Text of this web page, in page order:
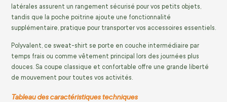
latérales assurent un rangement sécurisé pour vos petits objets,
tandis que la poche poitrine ajoute une fonctionnalité
supplémentaire, pratique pour transporter vos accessoires essentiels.
Polyvalent, ce sweat-shirt se porte en couche intermédiaire par
temps frais ou comme vêtement principal lors des journées plus
douces. Sa coupe classique et confortable offre une grande liberté
de mouvement pour toutes vos activités.
Tableau des caractéristiques techniques